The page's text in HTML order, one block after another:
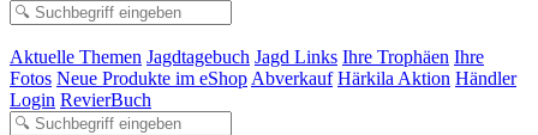
Aktuelle Themen Jagdtagebuch Jagd Links Ihre Trophäen Ihre
Fotos Neue Produkte im eShop Abverkauf Härkila Aktion Händler
Login RevierBuch